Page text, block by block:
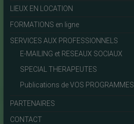
LIEUX EN LOCATION
FORMATIONS en ligne
SERVICES AUX PROFESSIONNELS
E-MAILING et RESEAUX SOCIAUX
SPECIAL THERAPEUTES
Publications de VOS PROGRAMMES
PARTENAIRES
CONTACT